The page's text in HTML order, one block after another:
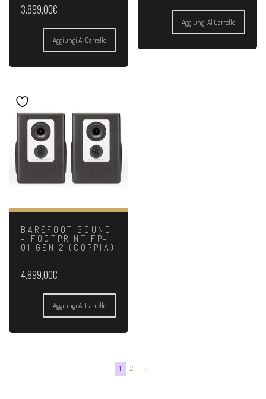
3.899,00€
Aggiungi Al Carrello
Aggiungi Al Carrello
BAREFOOT SOUND
– FOOTPRINT FP-
01 GEN 2 (COPPIA)
4.899,00€
Aggiungi Al Carrello
1 2 →